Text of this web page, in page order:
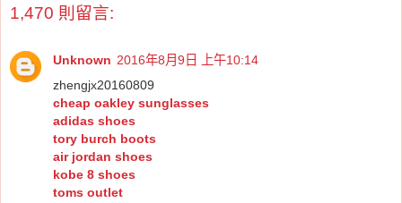
1,470 則留言:
Unknown 2016年8月9日 上午10:14
zhengjx20160809
cheap oakley sunglasses
adidas shoes
tory burch boots
air jordan shoes
kobe 8 shoes
toms outlet